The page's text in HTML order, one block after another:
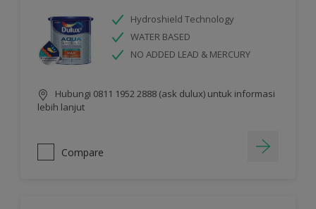
Hydroshield Technology
WATER BASED
NO ADDED LEAD & MERCURY
Hubungi 0811 1952 2888 (ask dulux) untuk informasi
lebih lanjut
Compare